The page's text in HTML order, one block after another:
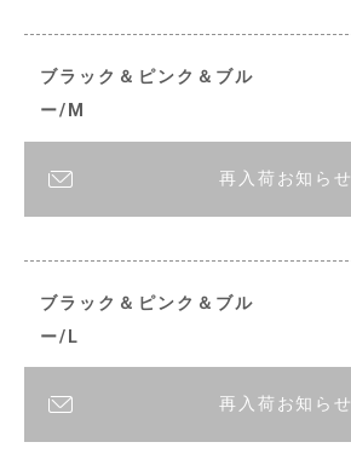
ブラック＆ピンク＆ブル
ー/M
再入荷お知らせ
ブラック＆ピンク＆ブル
ー/L
再入荷お知らせ